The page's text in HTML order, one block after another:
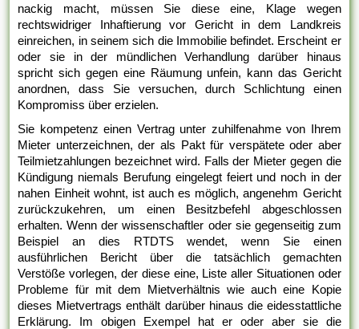
nackig macht, müssen Sie diese eine, Klage wegen
rechtswidriger Inhaftierung vor Gericht in dem Landkreis
einreichen, in seinem sich die Immobilie befindet. Erscheint er
oder sie in der mündlichen Verhandlung darüber hinaus
spricht sich gegen eine Räumung unfein, kann das Gericht
anordnen, dass Sie versuchen, durch Schlichtung einen
Kompromiss über erzielen.
Sie kompetenz einen Vertrag unter zuhilfenahme von Ihrem
Mieter unterzeichnen, der als Pakt für verspätete oder aber
Teilmietzahlungen bezeichnet wird. Falls der Mieter gegen die
Kündigung niemals Berufung eingelegt feiert und noch in der
nahen Einheit wohnt, ist auch es möglich, angenehm Gericht
zurückzukehren, um einen Besitzbefehl abgeschlossen
erhalten. Wenn der wissenschaftler oder sie gegenseitig zum
Beispiel an dies RTDTS wendet, wenn Sie einen
ausführlichen Bericht über die tatsächlich gemachten
Verstöße vorlegen, der diese eine, Liste aller Situationen oder
Probleme für mit dem Mietverhältnis wie auch eine Kopie
dieses Mietvertrags enthält darüber hinaus die eidesstattliche
Erklärung. Im obigen Exempel hat er oder aber sie die